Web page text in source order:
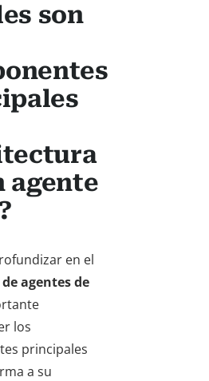
son
agente
en el
agentes de
los
principales
a su